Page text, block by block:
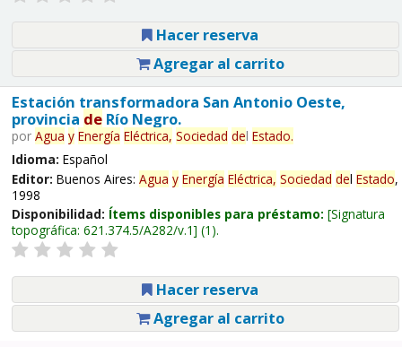
Hacer reserva
Agregar al carrito
Estación transformadora San Antonio Oeste,
provincia deRío Negro.
por Agua y Energía Eléctrica, Sociedad del Estado.
Idioma: Español
Editor: Buenos Aires: Agua y Energía Eléctrica, Sociedad del Estado,
1998
Disponibilidad: Ítems disponibles para préstamo: Signatura
topográfica: 621.374.5/A282/v.1 (1).
Hacer reserva
Agregar al carrito